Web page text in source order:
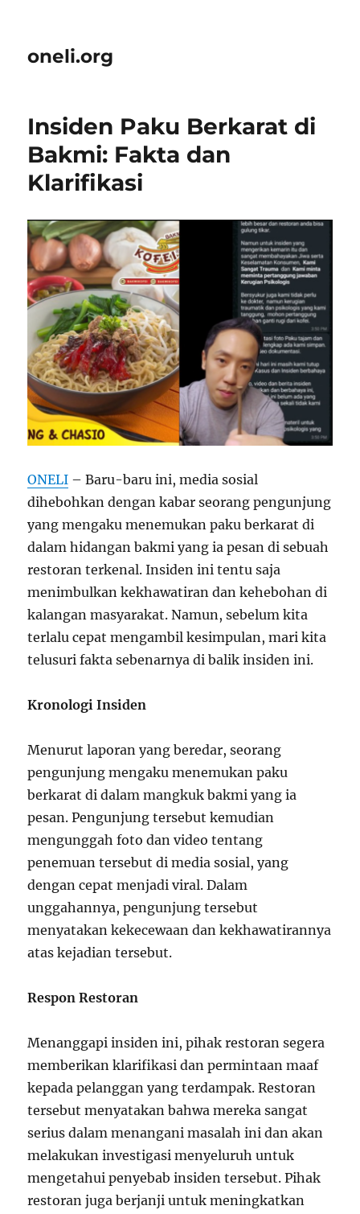
oneli.org
Insiden Paku Berkarat di
Bakmi: Fakta dan
Klarifikasi
ONELI – Baru-baru ini, media sosial
dihebohkan dengan kabar seorang pengunjung
yang mengaku menemukan paku berkarat di
dalam hidangan bakmi yang ia pesan di sebuah
restoran terkenal. Insiden ini tentu saja
menimbulkan kekhawatiran dan kehebohan di
kalangan masyarakat. Namun, sebelum kita
terlalu cepat mengambil kesimpulan, mari kita
telusuri fakta sebenarnya di balik insiden ini.
Kronologi Insiden
Menurut laporan yang beredar, seorang
pengunjung mengaku menemukan paku
berkarat di dalam mangkuk bakmi yang ia
pesan. Pengunjung tersebut kemudian
mengunggah foto dan video tentang
penemuan tersebut di media sosial, yang
dengan cepat menjadi viral. Dalam
unggahannya, pengunjung tersebut
menyatakan kekecewaan dan kekhawatirannya
atas kejadian tersebut.
Respon Restoran
Menanggapi insiden ini, pihak restoran segera
memberikan klarifikasi dan permintaan maaf
kepada pelanggan yang terdampak. Restoran
tersebut menyatakan bahwa mereka sangat
serius dalam menangani masalah ini dan akan
melakukan investigasi menyeluruh untuk
mengetahui penyebab insiden tersebut. Pihak
restoran juga berjanji untuk meningkatkan